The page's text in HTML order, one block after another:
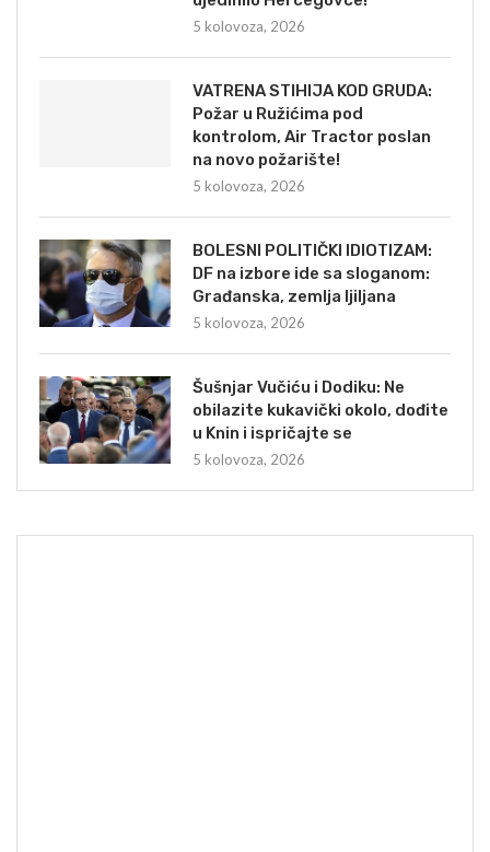
5 kolovoza, 2026
VATRENA STIHIJA KOD GRUDA:
Požar u Ružićima pod
kontrolom, Air Tractor poslan
na novo požarište!
5 kolovoza, 2026
BOLESNI POLITIČKI IDIOTIZAM:
DF na izbore ide sa sloganom:
Građanska, zemlja ljiljana
5 kolovoza, 2026
Šušnjar Vučiću i Dodiku: Ne
obilazite kukavički okolo, dođite
u Knin i ispričajte se
5 kolovoza, 2026